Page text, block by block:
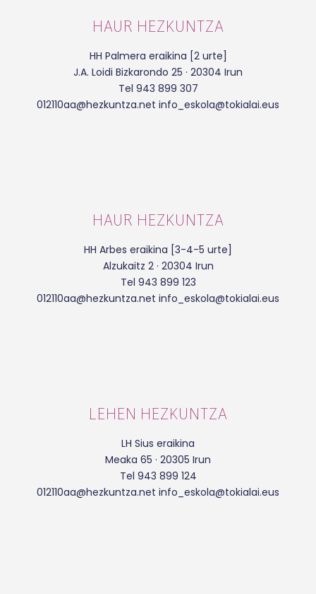
HAUR HEZKUNTZA
HH Palmera eraikina [2 urte]
J.A. Loidi Bizkarondo 25 · 20304 Irun
Tel 943 899 307
012110aa@hezkuntza.net info_eskola@tokialai.eus
HAUR HEZKUNTZA
HH Arbes eraikina [3-4-5 urte]
Alzukaitz 2 · 20304 Irun
Tel 943 899 123
012110aa@hezkuntza.net info_eskola@tokialai.eus
LEHEN HEZKUNTZA
LH Sius eraikina
Meaka 65 · 20305 Irun
Tel 943 899 124
012110aa@hezkuntza.net info_eskola@tokialai.eus